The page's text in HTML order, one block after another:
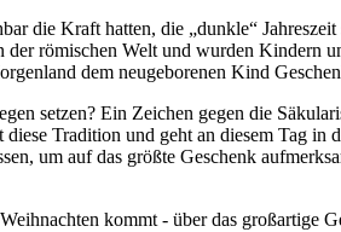
die Kraft hatten, die „dunkle“
der römischen Welt und wurden Kindern
dem neugeborenen Kind
setzen? Ein Zeichen gegen die
Tradition und geht an diesem Tag
um auf das größte Geschenk
kommt ‐ über das großartige